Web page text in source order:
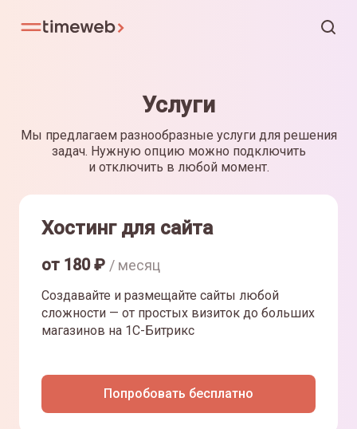
Услуги
Мы предлагаем разнообразные услуги для решения
задач. Нужную опцию можно подключить
и отключить в любой момент.
Хостинг для сайта
от 180₽ / месяц
Создавайте и размещайте сайты любой
сложности — от простых визиток до больших
магазинов на 1С-Битрикс
Попробовать бесплатно